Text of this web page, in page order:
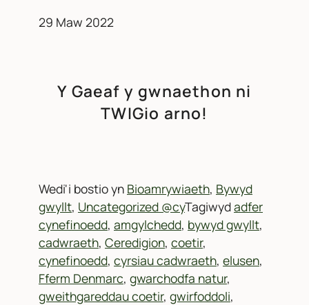
29 Maw 2022
Y Gaeaf y gwnaethon ni
TWIGio arno!
Wedi'i bostio yn Bioamrywiaeth, Bywyd
gwyllt, Uncategorized @cyTagiwydadfer
cynefinoedd, amgylchedd, bywyd gwyllt,
cadwraeth, Ceredigion, coetir,
cynefinoedd, cyrsiau cadwraeth, elusen,
Fferm Denmarc, gwarchodfa natur,
gweithgareddau coetir, gwirfoddoli,